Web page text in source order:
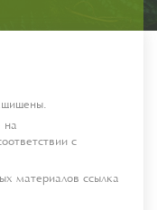
на
с
материалов ссылка